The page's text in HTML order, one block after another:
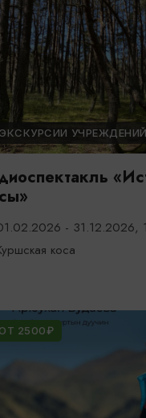
ЭКСКУРСИИ
- 31.12.2026,
коса
ОТ 2500₽